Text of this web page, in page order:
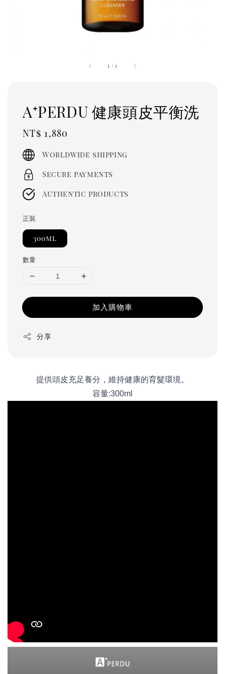
1 /1
A⁺PERDU 健康頭皮平衡洗
Regular
price
NT$ 1,880
Worldwide shipping
Secure payments
Authentic products
正裝
300ml
數量
加入購物車
分享
提供頭皮充足養分，維持健康的育髮環境。
容量:300ml